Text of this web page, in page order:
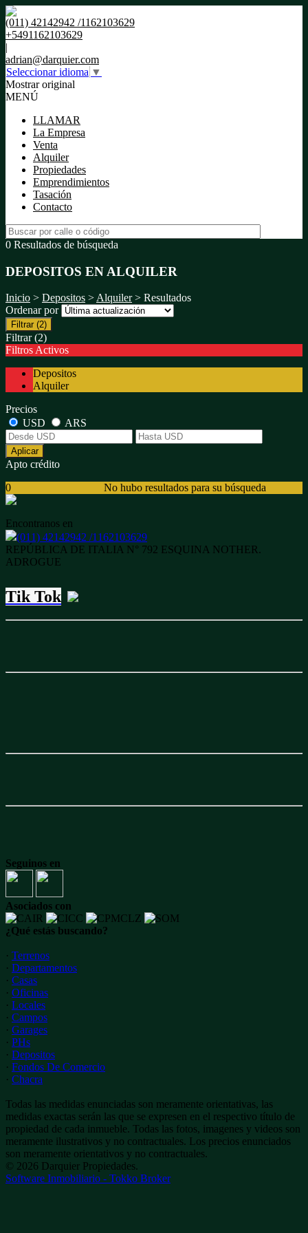
(011) 42142942 /1162103629
+5491162103629
|
adrian@darquier.com
Seleccionar idioma ▼
Mostrar original
MENÚ
LLAMAR
La Empresa
Venta
Alquiler
Propiedades
Emprendimientos
Tasación
Contacto
0 Resultados de búsqueda
DEPOSITOS EN ALQUILER
Inicio > Depositos >Alquiler> Resultados
Ordenar por
Filtrar (2)
Filtrar (2)
Filtros Activos
Depositos
Alquiler
Precios
USD
ARS
Aplicar
Apto crédito
No hubo resultados para su búsqueda
0
Encontranos en
(011) 42142942 /1162103629
REPÚBLICA DE ITALIA N° 792 ESQUINA NOTHER.
ADROGUE
Tik Tok
Seguinos en
Asociados con
¿Qué estás buscando?
· Terrenos
· Departamentos
· Casas
· Oficinas
· Locales
· Campos
· Garages
· PHs
· Depositos
· Fondos De Comercio
· Chacra
Todas las medidas enunciadas son meramente orientativas, las
medidas exactas serán las que se expresen en el respectivo título de
propiedad de cada inmueble. Todas las fotos, imagenes y videos son
meramente ilustrativos y no contractuales. Los precios enunciados
son meramente orientativos y no contractuales.
© 2026 Darquier Propiedades.
Software Inmobiliario - Tokko Broker